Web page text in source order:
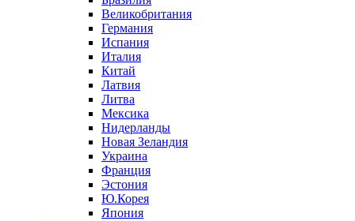
Великобритания
Германия
Испания
Италия
Китай
Латвия
Литва
Мексика
Нидерланды
Новая Зеландия
Украина
Франция
Эстония
Ю.Корея
Япония